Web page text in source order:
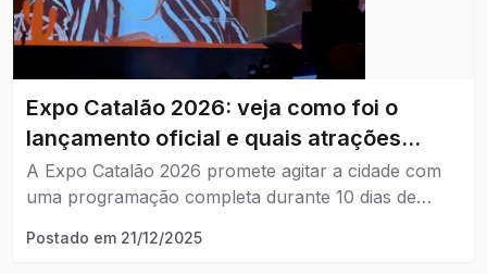
Expo Catalão 2026: veja como foi o
lançamento oficial e quais atrações
estão confirmadas para os 10 dias de
festa
A Expo Catalão 2026 promete agitar a cidade com
uma programação completa durante 10 dias de
26 de julho.
Postado em 21/12/2025